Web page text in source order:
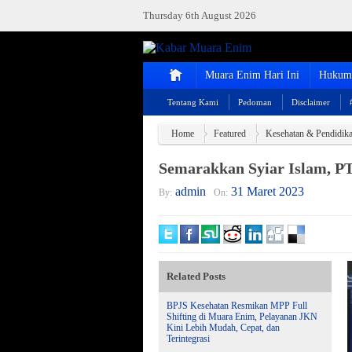
Thursday 6th August 2026
Muara Enim Hari Ini
Tentang Kami Pedoman Disclaimer
Home Featured Kesehatan &
Semarakkan Syiar Islam,
By: admin On: 31 Maret 2023
Related Posts
BPJS Kesehatan Resmikan MPP Full
Shifting di Muara Enim, Pelayanan JKN
Kini Lebih Mudah, Cepat, dan
Terintegrasi